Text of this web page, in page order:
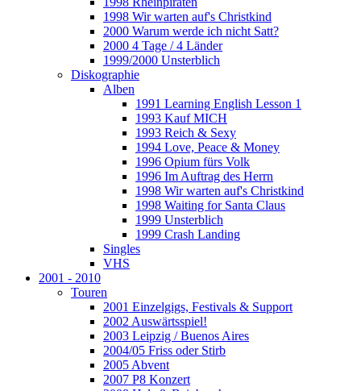
1998 Wir warten auf's Christkind
2000 Warum werde ich nicht Satt?
2000 4 Tage / 4 Länder
1999/2000 Unsterblich
Diskographie
Alben
1991 Learning English Lesson 1
1993 Kauf MICH
1993 Reich & Sexy
1994 Love, Peace & Money
1996 Opium fürs Volk
1996 Im Auftrag des Herrn
1998 Wir warten auf's Christkind
1998 Waiting for Santa Claus
1999 Unsterblich
1999 Crash Landing
Singles
VHS
2001 - 2010
Touren
2001 Einzelgigs, Festivals & Support
2002 Auswärtsspiel!
2003 Leipzig / Buenos Aires
2004/05 Friss oder Stirb
2005 Abvent
2007 P8 Konzert